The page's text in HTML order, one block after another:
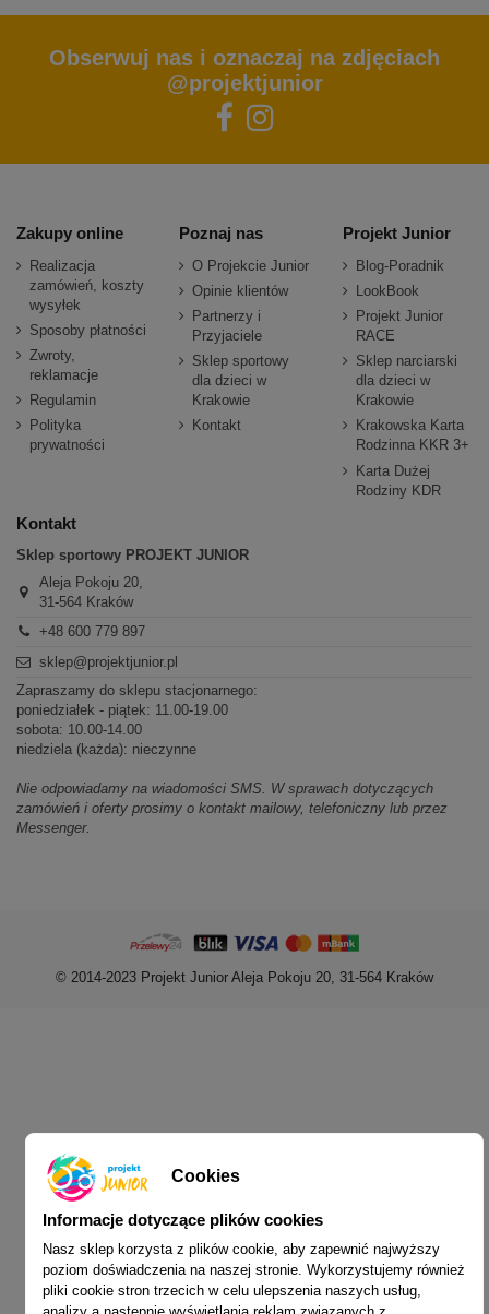
Obserwuj nas i oznaczaj na zdjęciach
@projektjunior
Zakupy online
Realizacja
zamówień, koszty
wysyłek
Sposoby płatności
Zwroty,
reklamacje
Regulamin
Polityka
prywatności
Poznaj nas
O Projekcie Junior
Opinie klientów
Partnerzy i
Przyjaciele
Sklep sportowy
dla dzieci w
Krakowie
Kontakt
Projekt Junior
Blog-Poradnik
LookBook
Projekt Junior
RACE
Sklep narciarski
dla dzieci w
Krakowie
Krakowska Karta
Rodzinna KKR 3+
Karta Dużej
Rodziny KDR
Kontakt
Sklep sportowy PROJEKT JUNIOR
Aleja Pokoju 20,
31-564 Kraków
+48 600 779 897
sklep@projektjunior.pl
Zapraszamy do sklepu stacjonarnego:
poniedziałek - piątek: 11.00-19.00
sobota: 10.00-14.00
niedziela (każda): nieczynne
Nie odpowiadamy na wiadomości SMS. W sprawach dotyczących
zamówień i oferty prosimy o kontakt mailowy, telefoniczny lub przez
Messenger.
Cookies
Informacje dotyczące plików cookies
Nasz sklep korzysta z plików cookie, aby zapewnić najwyższy
poziom doświadczenia na naszej stronie. Wykorzystujemy również
pliki cookie stron trzecich w celu ulepszenia naszych usług,
© 2014-2023 Projekt Junior Aleja Pokoju 20, 31-564 Kraków